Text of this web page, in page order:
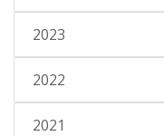
2023
2022
2021